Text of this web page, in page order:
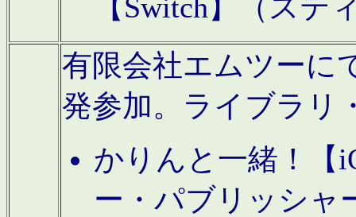
【Switch】（ステ
有限会社エムツーに
発参加。ライブラリ
かりんと一緒！【
ー・パブリッシャ